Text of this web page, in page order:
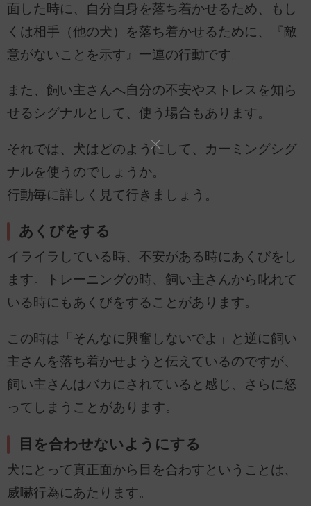
面した時に、自分自身を落ち着かせるため、もし
くは相手（他の犬）を落ち着かせるために、『敵
意がないことを示す』一連の行動です。
また、飼い主さんへ自分の不安やストレスを知ら
せるシグナルとして、使う場合もあります。
それでは、犬はどのようにして、カーミングシグ
ナルを使うのでしょうか。
行動毎に詳しく見て行きましょう。
あくびをする
イライラしている時、不安がある時にあくびをし
ます。トレーニングの時、飼い主さんから叱れて
いる時にもあくびをすることがあります。
この時は「そんなに興奮しないでよ」と逆に飼い
主さんを落ち着かせようと伝えているのですが、
飼い主さんはバカにされていると感じ、さらに怒
ってしまうことがあります。
目を合わせないようにする
犬にとって真正面から目を合わすということは、
威嚇行為にあたります。